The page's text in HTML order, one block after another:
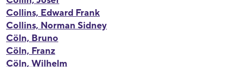
Collins, Edward Frank
Collins, Norman Sidney
Cöln, Bruno
Cöln, Franz
Cöln, Wilhelm